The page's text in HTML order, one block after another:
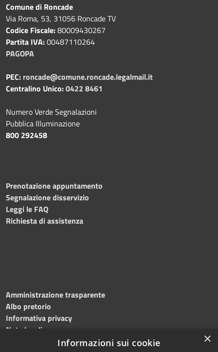
Comune di Roncade
Via Roma, 53, 31056 Roncade TV
Codice Fiscale:80009430267
Partita IVA:00487110264
PAGOPA
PEC: roncade@comune.roncade.legalmail.it
Centralino Unico:0422 8461
Numero Verde Segnalazioni
Pubblica Illuminazione
800 292458
Prenotazione appuntamento
Segnalazione disservizio
Leggi le FAQ
Richiesta di assistenza
Amministrazione trasparente
Albo pretorio
Informativa privacy
Note legali
Dichiarazione di accessibilità
×
Informazioni sui cookie